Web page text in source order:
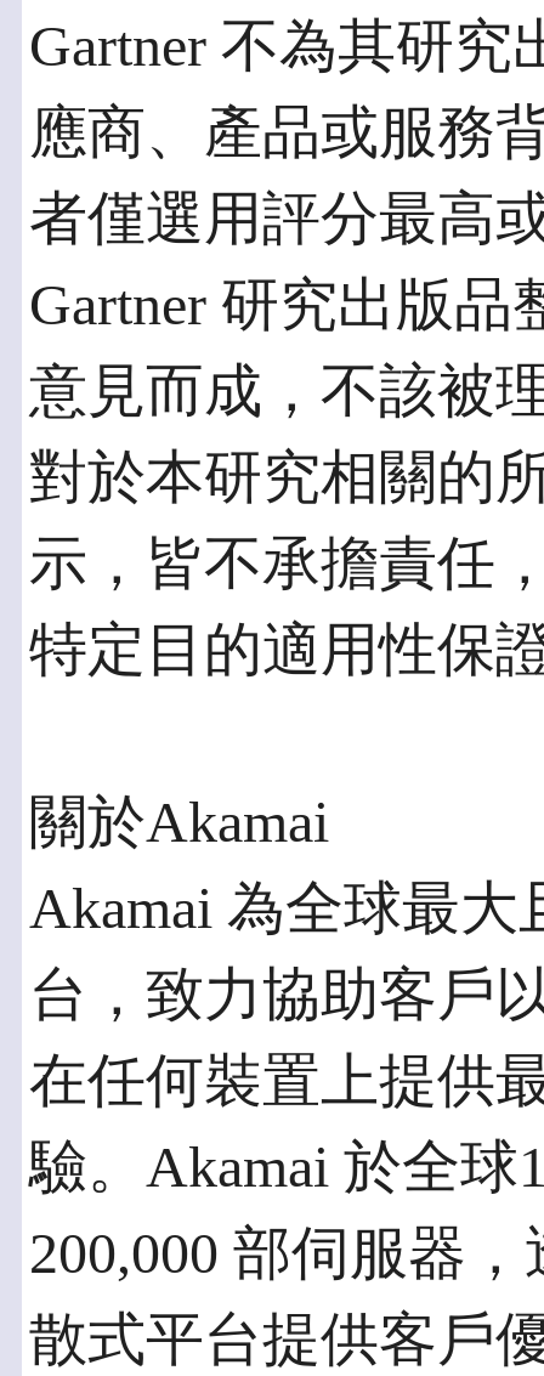
Gartner 不為其研
應商、產品或服務
者僅選用評分最高
Gartner 研究出版品
意見而成，不該被
對於本研究相關的
示，皆不承擔責任
特定目的適用性保
關於Akamai
Akamai 為全球最
台，致力協助客戶
在任何裝置上提供
驗。Akamai 於全
200,000 部伺服器
散式平台提供客戶